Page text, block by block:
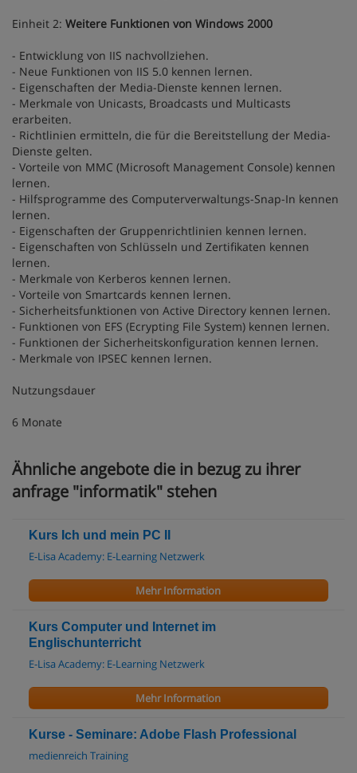
Einheit 2: Weitere Funktionen von Windows 2000
- Entwicklung von IIS nachvollziehen.
- Neue Funktionen von IIS 5.0 kennen lernen.
- Eigenschaften der Media-Dienste kennen lernen.
- Merkmale von Unicasts, Broadcasts und Multicasts
erarbeiten.
- Richtlinien ermitteln, die für die Bereitstellung der Media-
Dienste gelten.
- Vorteile von MMC (Microsoft Management Console) kennen
lernen.
- Hilfsprogramme des Computerverwaltungs-Snap-In kennen
lernen.
- Eigenschaften der Gruppenrichtlinien kennen lernen.
- Eigenschaften von Schlüsseln und Zertifikaten kennen
lernen.
- Merkmale von Kerberos kennen lernen.
- Vorteile von Smartcards kennen lernen.
- Sicherheitsfunktionen von Active Directory kennen lernen.
- Funktionen von EFS (Ecrypting File System) kennen lernen.
- Funktionen der Sicherheitskonfiguration kennen lernen.
- Merkmale von IPSEC kennen lernen.
Nutzungsdauer
6 Monate
Ähnliche angebote die in bezug zu ihrer
anfrage "informatik" stehen
Kurs Ich und mein PC II
E-Lisa Academy: E-Learning Netzwerk
Mehr Information
Kurs Computer und Internet im
Englischunterricht
E-Lisa Academy: E-Learning Netzwerk
Mehr Information
Kurse - Seminare: Adobe Flash Professional
medienreich Training